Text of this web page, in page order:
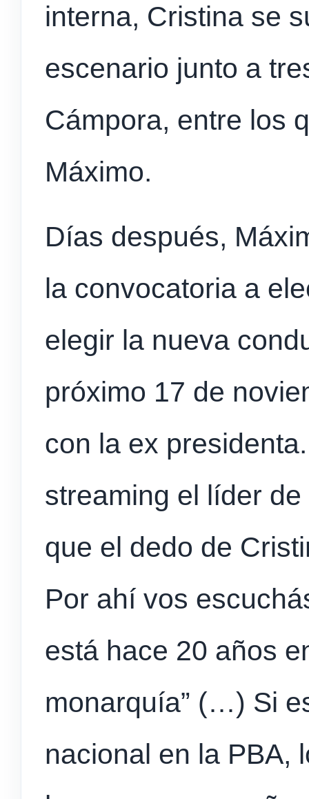
interna, Cristina se
escenario junto a
Cámpora, entre los
Máximo.
Días después,
la convocatoria a
elegir la nueva
próximo 17 de
con la ex
streaming el líder de
que el dedo de
Por ahí vos
está hace 20 años
monarquía” (…) Si
nacional en la PBA,